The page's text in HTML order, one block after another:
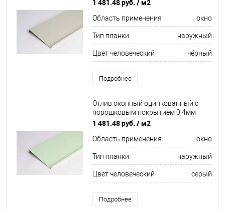
1 481.48 руб. / м2
Область применения окно
Тип планки наружный
Цвет человеческий чёрный
Подробнее
Отлив оконный оцинкованный c
порошковым покрытием 0,4мм
ширина более 625 мм RAL 7002
1 481.48 руб. / м2
Область применения окно
Тип планки наружный
Цвет человеческий серый
Подробнее